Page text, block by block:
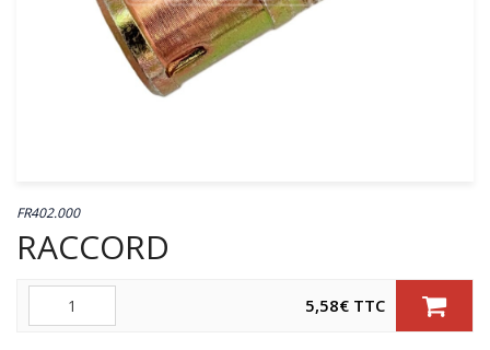
FR402.000
RACCORD
Quantité 5,58€ TTC